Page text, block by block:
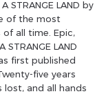
Boardman
a glass of
sacred ritual on
protect a right
STRANGE LAND by
of the most
all time. Epic,
LAND
first published
five years
lost, and all hands